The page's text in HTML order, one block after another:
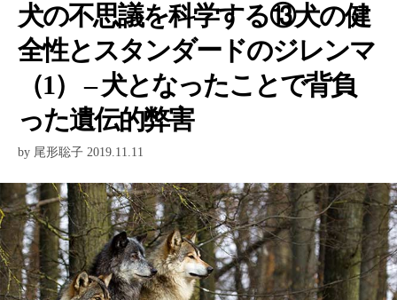
犬の不思議を科学する⑬犬の健
全性とスタンダードのジレンマ
（1） – 犬となったことで背負
った遺伝的弊害
by 尾形聡子 2019.11.11